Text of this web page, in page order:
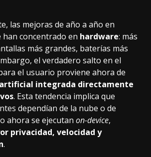
las mejoras de año a año en
concentrado en hardware: más
más grandes, baterías más
el verdadero salto en el
el usuario proviene ahora de
integrada directamente
. Esta tendencia implica que
dependían de la nube o de
ahora se ejecutan on-device,
privacidad, velocidad y
.